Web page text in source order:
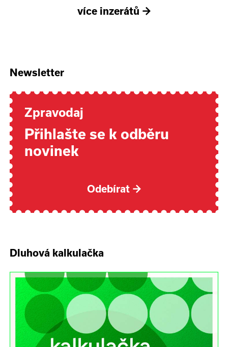
více inzerátů →
Newsletter
Zpravodaj
Přihlašte se k odběru
novinek
Odebírat →
Dluhová kalkulačka